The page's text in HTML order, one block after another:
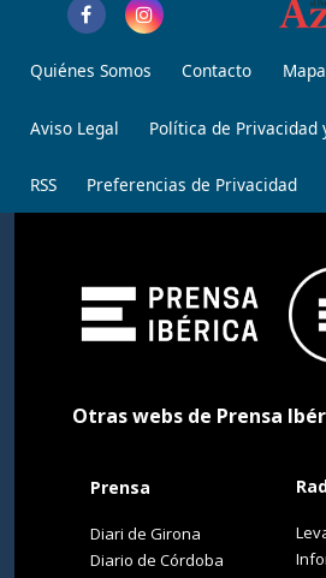
Quiénes Somos Contacto
Aviso Legal Política de Privacidad
RSS Preferencias de Privacidad
Otras webs de Prensa
Prensa
Diari de Girona
Diario de Córdoba